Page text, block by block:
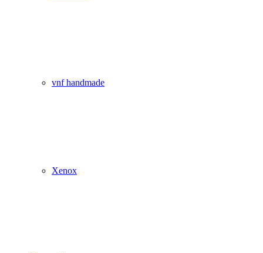
vnf handmade
Xenox